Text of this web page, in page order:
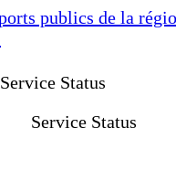
Service Status
Service Status